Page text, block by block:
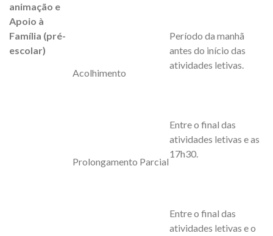
animação e
Apoio à
Família (pré-
escolar)
Acolhimento
Período da manhã
antes do início das
atividades letivas.
Prolongamento Parcial
Entre o final das
atividades letivas e as
17h30.
Entre o final das
atividades letivas e o